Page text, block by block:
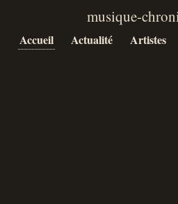
Accueil Actualité Artistes